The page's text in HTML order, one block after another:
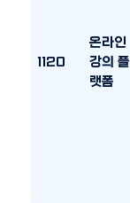
1120
온라인
강의 플
랫폼